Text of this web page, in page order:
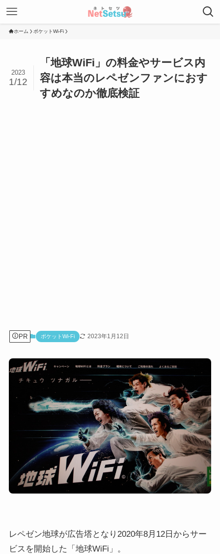
ホーム ポケットWi-Fi
「地球WiFi」の料金やサービス内
容は本当のレペゼンファンにおす
すめなのか徹底検証
2023
1/12
PR ポケットWi-Fi 2023年1月12日
レペゼン地球が広告塔となり2020年8月12日からサー
ビスを開始した「地球WiFi」。